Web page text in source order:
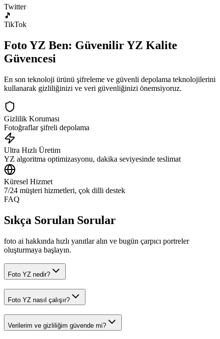
Twitter
🎵
TikTok
Foto YZ Ben: Güvenilir YZ Kalite
Güvencesi
En son teknoloji ürünü şifreleme ve güvenli depolama teknolojilerini
kullanarak gizliliğinizi ve veri güvenliğinizi önemsiyoruz.
Gizlilik Koruması
Fotoğraflar şifreli depolama
Ultra Hızlı Üretim
YZ algoritma optimizasyonu, dakika seviyesinde teslimat
Küresel Hizmet
7/24 müşteri hizmetleri, çok dilli destek
FAQ
Sıkça Sorulan Sorular
foto ai hakkında hızlı yanıtlar alın ve bugün çarpıcı portreler
oluşturmaya başlayın.
Foto YZ nedir?
Foto YZ nasıl çalışır?
Verilerim ve gizliliğim güvende mi?